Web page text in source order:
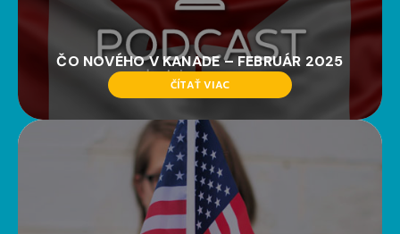
ČO NOVÉHO V KANADE – FEBRUÁR 2025
ČÍTAŤ VIAC